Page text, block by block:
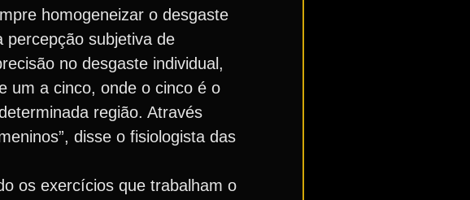
homogeneizar o desgaste
subjetiva de
no desgaste individual,
um a cinco, onde o cinco é o
região. Através
disse o fisiologista das
os exercícios que trabalham o